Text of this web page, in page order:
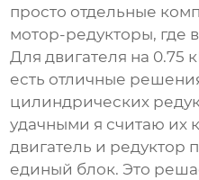
просто отдельные
мотор-редукторы, где
Для двигателя на 0.75
есть отличные
цилиндрических
удачными я считаю их
двигатель и редуктор
единый блок. Это